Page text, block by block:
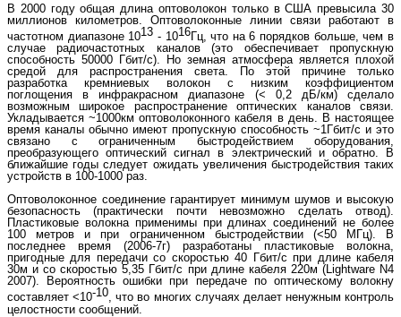
В 2000 году общая длина оптоволокон только в США превысила 30
миллионов километров. Оптоволоконные линии связи работают в
частотном диапазоне 1013 - 1016Гц, что на 6 порядков больше, чем в
случае радиочастотных каналов (это обеспечивает пропускную
способность 50000 Гбит/c). Но земная атмосфера является плохой
средой для распространения света. По этой причине только
разработка кремниевых волокон с низким коэффициентом
поглощения в инфракрасном диапазоне (< 0,2 дБ/км) сделало
возможным широкое распространение оптических каналов связи.
Укладывается ~1000км оптоволоконного кабеля в день. В настоящее
время каналы обычно имеют пропускную способность ~1Гбит/c и это
связано с ограниченным быстродействием оборудования,
преобразующего оптический сигнал в электрический и обратно. В
ближайшие годы следует ожидать увеличения быстродействия таких
устройств в 100-1000 раз.
Оптоволоконное соединение гарантирует минимум шумов и высокую
безопасность (практически почти невозможно сделать отвод).
Пластиковые волокна применимы при длинах соединений не более
100 метров и при ограниченном быстродействии (<50 МГц). В
последнее время (2006-7г) разработаны пластиковые волокна,
пригодные для передачи со скоростью 40 Гбит/c при длине кабеля
30м и со скоростью 5,35 Гбит/c при длине кабеля 220м (Lightware N4
2007). Вероятность ошибки при передаче по оптическому волокну
составляет <10-10, что во многих случаях делает ненужным контроль
целостности сообщений.